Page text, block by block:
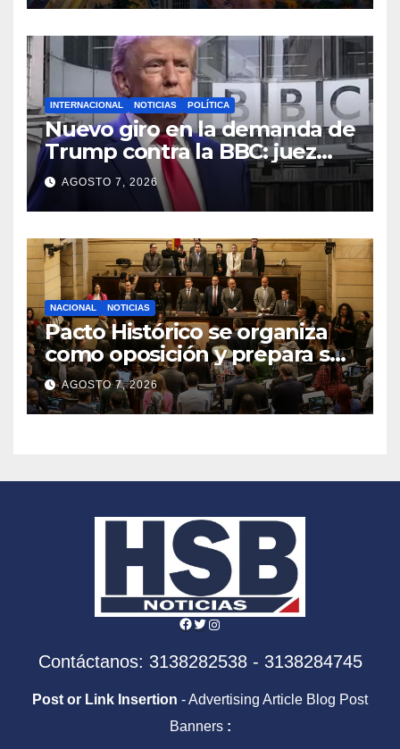
INTERNACIONAL NOTICIAS POLÍTICA
Nuevo giro en la demanda de
Trump contra la BBC: juez
congela entrega de registros
financieros
AGOSTO 7, 2026
NACIONAL NOTICIAS
Pacto Histórico se organiza
como oposición y prepara su
agenda frente al Gobierno
de Abelardo de la Espriella
AGOSTO 7, 2026
Facebook
Twitter
Instagram
Contáctanos: 3138282538 - 3138284745
Post or Link Insertion - Advertising Article Blog Post
Banners :